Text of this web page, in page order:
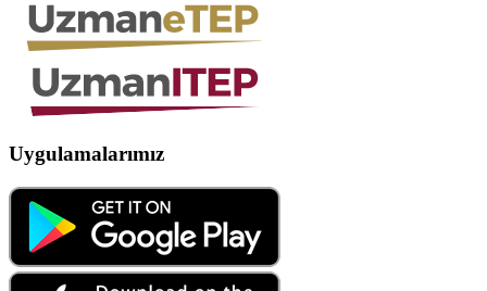
Uygulamalarımız